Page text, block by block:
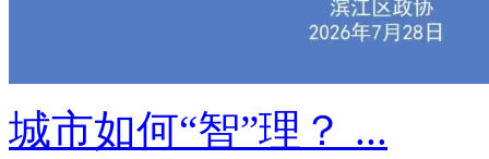
城市如何“智”理？ ...